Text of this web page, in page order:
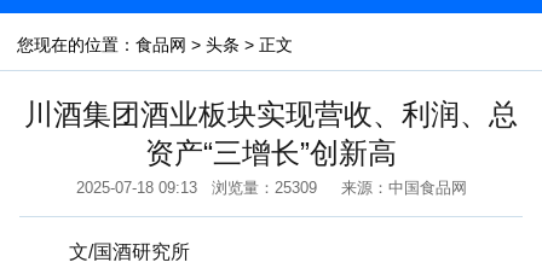
您现在的位置： 食品网 > 头条 > 正文
川酒集团酒业板块实现营收、利润、总
资产“三增长”创新高
2025-07-18 09:13 浏览量：25309 来源：中国食品网
文/国酒研究所